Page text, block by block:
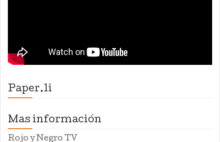
Paper.li
Mas información
Rojo y Negro TV